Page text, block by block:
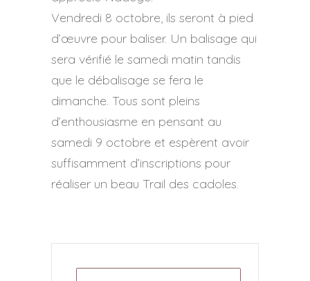
Vendredi 8 octobre, ils seront à pied
d’œuvre pour baliser. Un balisage qui
sera vérifié le samedi matin tandis
que le débalisage se fera le
dimanche. Tous sont pleins
d’enthousiasme en pensant au
samedi 9 octobre et espèrent avoir
suffisamment d’inscriptions pour
réaliser un beau Trail des cadoles.